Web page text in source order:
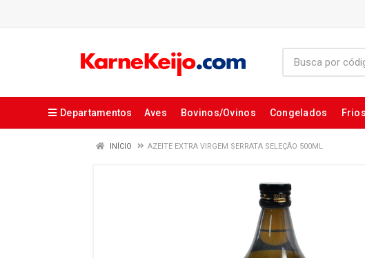
Departamentos Aves Bovinos/Ovinos Congelados
INÍCIO AZEITE EXTRA VIRGEM SERRATA SELEÇÃO 500ML